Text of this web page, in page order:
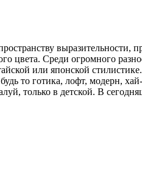
цвета. Среди огромного
или японской
то готика, лофт, модерн,
только в детской. В